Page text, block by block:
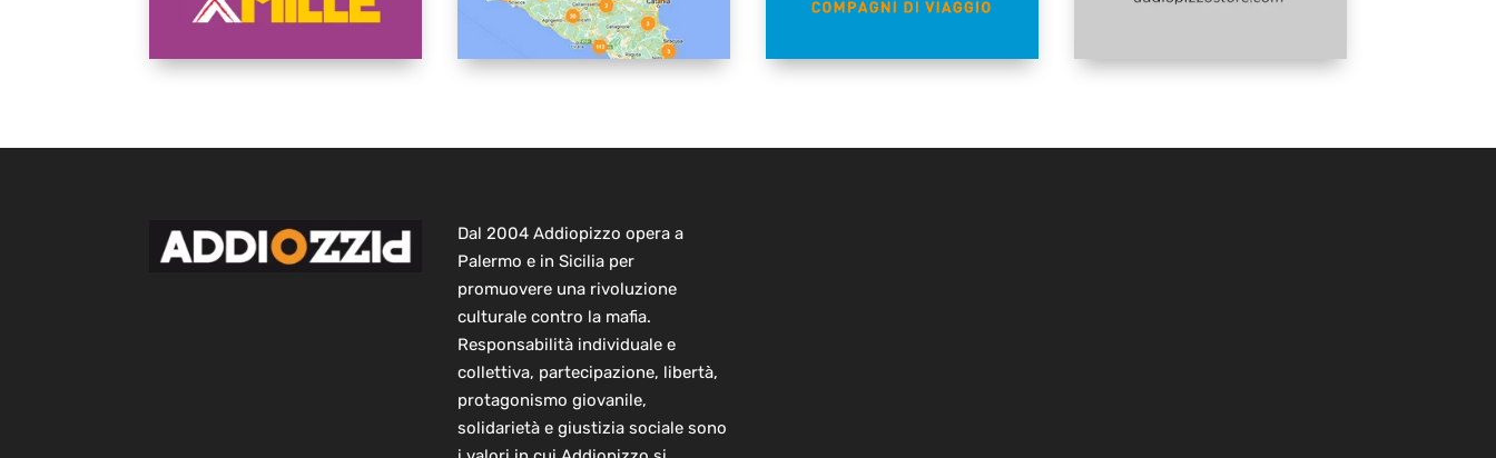
Dal 2004 Addiopizzo opera a
Palermo e in Sicilia per
promuovere una rivoluzione
culturale contro la mafia.
Responsabilità individuale e
collettiva, partecipazione, libertà,
protagonismo giovanile,
solidarietà e giustizia sociale sono